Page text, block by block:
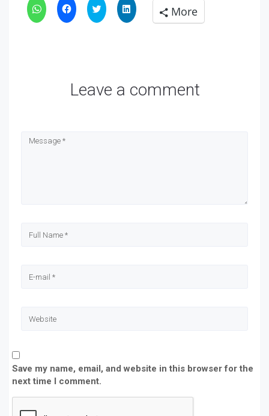
Click
WhatsApp
new
Click
Facebook
Click
Twitter
Click
LinkedIn
More
Leave a comment
Save my name, email, and website in this browser for the
next time I comment.